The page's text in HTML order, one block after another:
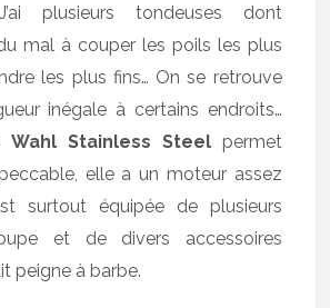
plusieurs tondeuses dont
mal à couper les poils les plus
les plus fins… On se retrouve
inégale à certains endroits…
Wahl Stainless Steelpermet
elle a un moteur assez
surtout équipée de plusieurs
et de divers accessoires
peigne à barbe.